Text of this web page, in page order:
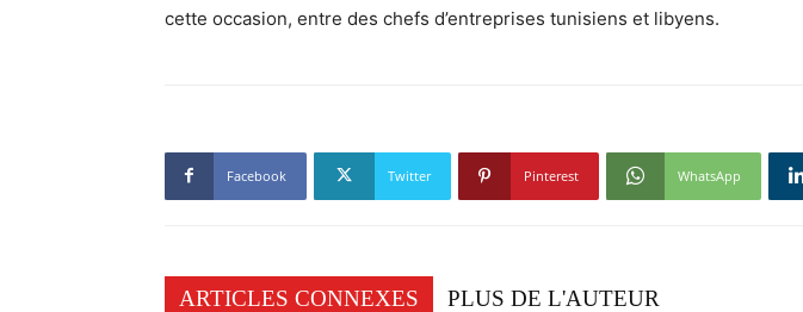
cette occasion, entre des chefs d’entreprises tunisiens et libyens.
Facebook Twitter Pinterest WhatsApp
ARTICLES CONNEXES PLUS DE L'AUTEUR